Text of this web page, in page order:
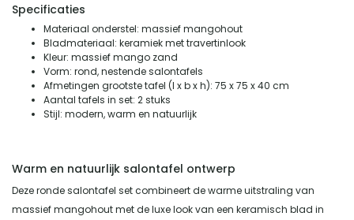
Specificaties
Materiaal onderstel: massief mangohout
Bladmateriaal: keramiek met travertinlook
Kleur: massief mango zand
Vorm: rond, nestende salontafels
Afmetingen grootste tafel (l x b x h): 75 x 75 x 40 cm
Aantal tafels in set: 2 stuks
Stijl: modern, warm en natuurlijk
Warm en natuurlijk salontafel ontwerp
Deze ronde salontafel set combineert de warme uitstraling van
massief mangohout met de luxe look van een keramisch blad in